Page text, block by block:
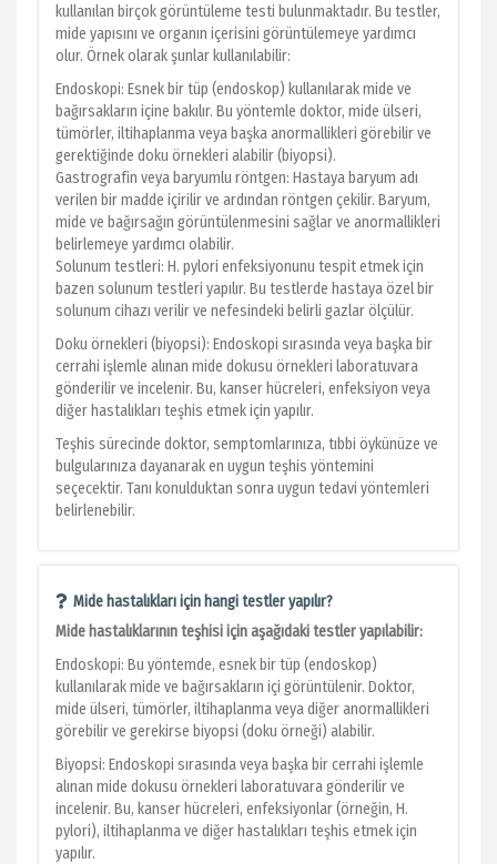
kullanılan birçok görüntüleme testi bulunmaktadır. Bu testler,
mide yapısını ve organın içerisini görüntülemeye yardımcı
olur. Örnek olarak şunlar kullanılabilir:
Endoskopi: Esnek bir tüp (endoskop) kullanılarak mide ve
bağırsakların içine bakılır. Bu yöntemle doktor, mide ülseri,
tümörler, iltihaplanma veya başka anormallikleri görebilir ve
gerektiğinde doku örnekleri alabilir (biyopsi).
Gastrografin veya baryumlu röntgen: Hastaya baryum adı
verilen bir madde içirilir ve ardından röntgen çekilir. Baryum,
mide ve bağırsağın görüntülenmesini sağlar ve anormallikleri
belirlemeye yardımcı olabilir.
Solunum testleri: H. pylori enfeksiyonunu tespit etmek için
bazen solunum testleri yapılır. Bu testlerde hastaya özel bir
solunum cihazı verilir ve nefesindeki belirli gazlar ölçülür.
Doku örnekleri (biyopsi): Endoskopi sırasında veya başka bir
cerrahi işlemle alınan mide dokusu örnekleri laboratuvara
gönderilir ve incelenir. Bu, kanser hücreleri, enfeksiyon veya
diğer hastalıkları teşhis etmek için yapılır.
Teşhis sürecinde doktor, semptomlarınıza, tıbbi öykünüze ve
bulgularınıza dayanarak en uygun teşhis yöntemini
seçecektir. Tanı konulduktan sonra uygun tedavi yöntemleri
belirlenebilir.
Mide hastalıkları için hangi testler yapılır?
Mide hastalıklarının teşhisi için aşağıdaki testler yapılabilir:
Endoskopi: Bu yöntemde, esnek bir tüp (endoskop)
kullanılarak mide ve bağırsakların içi görüntülenir. Doktor,
mide ülseri, tümörler, iltihaplanma veya diğer anormallikleri
görebilir ve gerekirse biyopsi (doku örneği) alabilir.
Biyopsi: Endoskopi sırasında veya başka bir cerrahi işlemle
alınan mide dokusu örnekleri laboratuvara gönderilir ve
incelenir. Bu, kanser hücreleri, enfeksiyonlar (örneğin, H.
pylori), iltihaplanma ve diğer hastalıkları teşhis etmek için
yapılır.